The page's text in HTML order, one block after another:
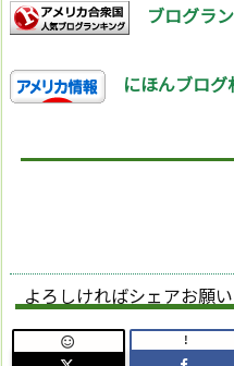
ブログラ
にほんブログ
よろしければシェアお願
 !